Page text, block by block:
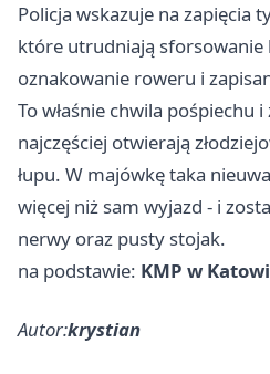
Policja wskazuje na zapięcia
które utrudniają sforsowanie
oznakowanie roweru i
To właśnie chwila pośpiechu
najczęściej otwierają
łupu. W majówkę taka
więcej niż sam wyjazd - i
nerwy oraz pusty stojak.
na podstawie: KMP w
Autor:krystian